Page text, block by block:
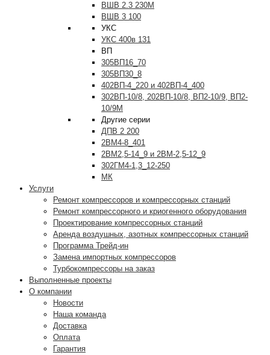
ВШВ 2.3 230М
ВШВ 3 100
УКС
УКС 400в 131
ВП
305ВП16_70
305ВП30_8
402ВП-4_220 и 402ВП-4_400
302ВП-10/8, 202ВП-10/8, ВП2-10/9, ВП2-
10/9М
Другие серии
ДПВ 2 200
2ВМ4-8_401
2ВМ2,5-14_9 и 2ВМ-2,5-12_9
302ГМ4-1,3_12-250
МК
Услуги
Ремонт компрессоров и компрессорных станций
Ремонт компрессорного и криогенного оборудования
Проектирование компрессорных станций
Аренда воздушных, азотных компрессорных станций
Программа Трейд-ин
Замена импортных компрессоров
Турбокомпрессоры на заказ
Выполненные проекты
О компании
Новости
Наша команда
Доставка
Оплата
Гарантия